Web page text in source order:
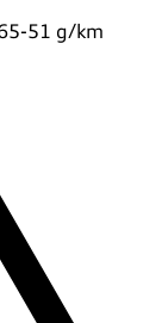
51 g/km